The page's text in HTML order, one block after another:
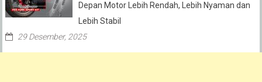
Depan Motor Lebih Rendah, Lebih Nyaman dan
Lebih Stabil
29 Desember, 2025